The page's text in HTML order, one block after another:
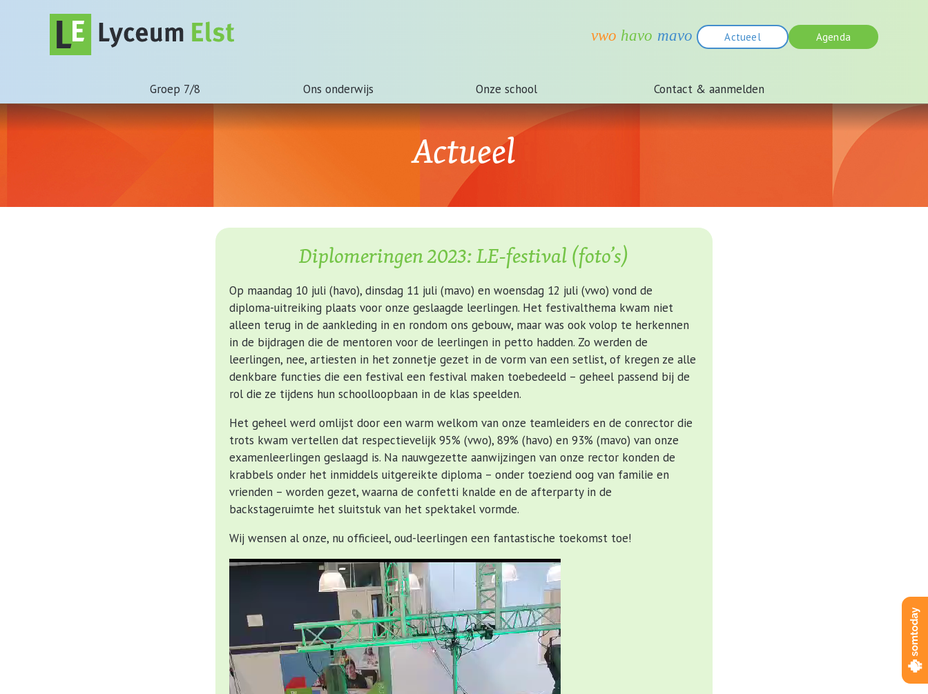
Actueel Agenda
Groep 7/8 Ons onderwijs Onze school Contact & aanmelden
Actueel
Diplomeringen 2023: LE-festival (foto’s)
Op maandag 10 juli (havo), dinsdag 11 juli (mavo) en woensdag 12 juli (vwo) vond de
diploma-uitreiking plaats voor onze geslaagde leerlingen. Het festivalthema kwam niet
alleen terug in de aankleding in en rondom ons gebouw, maar was ook volop te herkennen
in de bijdragen die de mentoren voor de leerlingen in petto hadden. Zo werden de
leerlingen, nee, artiesten in het zonnetje gezet in de vorm van een setlist, of kregen ze alle
denkbare functies die een festival een festival maken toebedeeld – geheel passend bij de
rol die ze tijdens hun schoolloopbaan in de klas speelden.
Het geheel werd omlijst door een warm welkom van onze teamleiders en de conrector die
trots kwam vertellen dat respectievelijk 95% (vwo), 89% (havo) en 93% (mavo) van onze
examenleerlingen geslaagd is. Na nauwgezette aanwijzingen van onze rector konden de
krabbels onder het inmiddels uitgereikte diploma – onder toeziend oog van familie en
vrienden – worden gezet, waarna de confetti knalde en de afterparty in de
backstageruimte het sluitstuk van het spektakel vormde.
Wij wensen al onze, nu officieel, oud-leerlingen een fantastische toekomst toe!